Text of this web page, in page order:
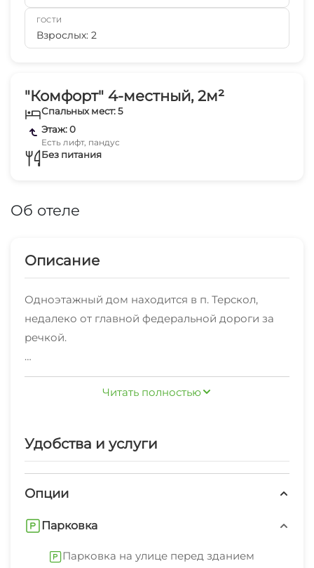
"Комфорт" 4-местный, 2м²
Спальных мест: 5
Этаж: 0
Есть лифт, пандус
Без питания
Об отеле
Описание
Одноэтажный дом находится в п. Терскол,
недалеко от главной федеральной дороги за
речкой.
Наш дом рассчитан на комфортное
проживание 4х человек. Вы можете
Хребта прямо из панорамных окон дома.
Кухня-гостиная полностью оснащена
• холодильник с морозильной камерой,
• индукционная плита
Читать полностью
Удобства и услуги
Опции
Парковка
Парковка на улице перед зданием
ГОСТИ
Взрослых: 2